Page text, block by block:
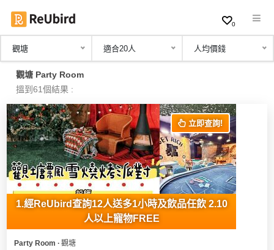
繁
中
EN
登
入
註
冊
服
0
觀塘 適合20人 人均價錢
觀塘 Party Room
搵到61個結果 :
立即查詢!
1.經ReUbird查詢12人送多1小時及飲品任飲 2.10
人以上寵物FREE
Party Room ∙ 觀塘